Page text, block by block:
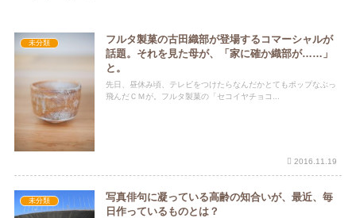
未分類
フルタ製菓の古田織部が登場するコマーシャルが
話題。それを見た母が、「家に確か織部が……」
と。
先日、昼休み頃、テレビをつけたらなんだかとてもポップなぶっ
飛んだＣＭが。フルタ製菓の「セコイヤチョコ...
2016.11.19
未分類
写真俳句に凝っている高齢の知合いが、最近、毎
日作っているものとは？